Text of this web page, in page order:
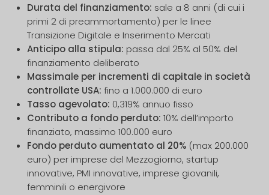
Durata del finanziamento: sale a 8 anni (di cui i
primi 2 di preammortamento) per le linee
Transizione Digitale e Inserimento Mercati
Anticipo alla stipula: passa dal 25% al 50% del
finanziamento deliberato
Massimale per incrementi di capitale in società
controllate USA: fino a 1.000.000 di euro
Tasso agevolato: 0,319% annuo fisso
Contributo a fondo perduto: 10% dell’importo
finanziato, massimo 100.000 euro
Fondo perduto aumentato al 20% (max 200.000
euro) per imprese del Mezzogiorno, startup
innovative, PMI innovative, imprese giovanili,
femminili o energivore